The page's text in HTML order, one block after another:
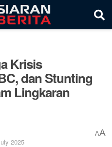
Krisis
dan Stunting
Lingkaran
2025
AA